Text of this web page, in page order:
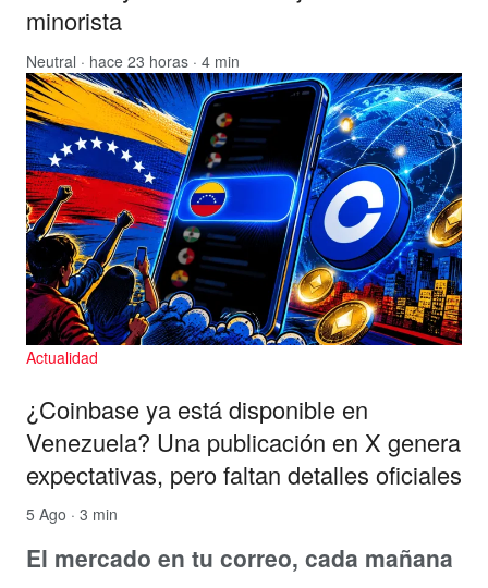
minorista
Neutral · hace 23 horas · 4 min
Actualidad
¿Coinbase ya está disponible en
Venezuela? Una publicación en X genera
expectativas, pero faltan detalles oficiales
5 Ago · 3 min
El mercado en tu correo, cada mañana